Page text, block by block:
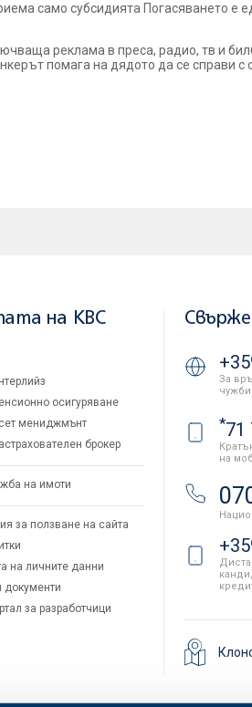
само субсидията Погасяването е
реклама в преса, радио, тв и
помага на дядото да се справи с
на KBC
осигуряване
мениджмънт
брокер
на имоти
за ползване на сайта
на личните данни
документи
за разработчици
За
*71
на